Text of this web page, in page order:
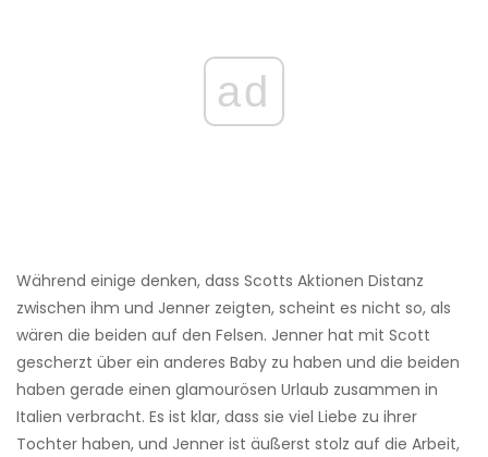
ad
Während einige denken, dass Scotts Aktionen Distanz
zwischen ihm und Jenner zeigten, scheint es nicht so, als
wären die beiden auf den Felsen. Jenner hat mit Scott
gescherzt über ein anderes Baby zu haben und die beiden
haben gerade einen glamourösen Urlaub zusammen in
Italien verbracht. Es ist klar, dass sie viel Liebe zu ihrer
Tochter haben, und Jenner ist äußerst stolz auf die Arbeit,